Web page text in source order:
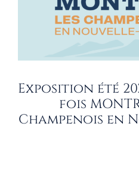
Exposition été
fois
Champenois en